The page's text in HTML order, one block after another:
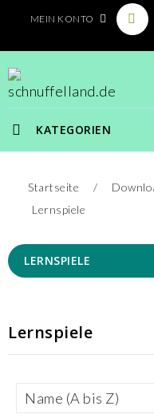
MEIN KONTO
KATEGORIEN
Startseite
Lernspiele
LERNSPIELE
Lernspiele
Name (A bis Z)